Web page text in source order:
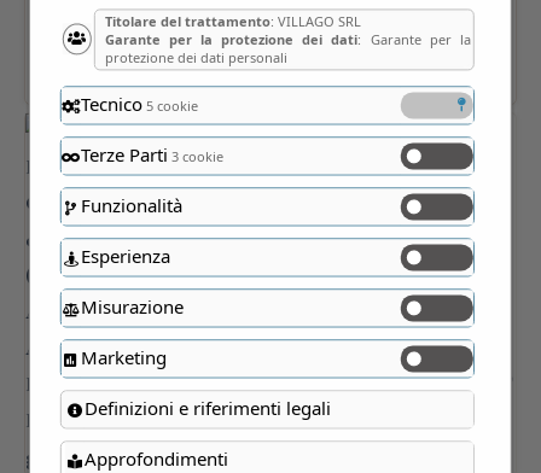
Titolare del trattamento: VILLAGO SRL
Garante per la protezione dei dati: Garante per la
protezione dei dati personali
Tecnico5 cookie
Terze Parti 3 cookie
Funzionalità
Esperienza
Misurazione
Marketing
Definizioni e riferimenti legali
Approfondimenti